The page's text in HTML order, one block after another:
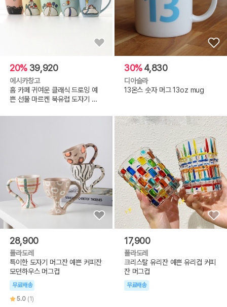
20% 39,920
에시카창고
홈 카페 귀여운 클래식 드로잉 예
쁜 선물 마르켄 북유럽 도자기 머
30%4,830
디아슬라
13온스 숫자 머그 13oz mug
28,900
폴라도레
특이한 도자기 머그잔 예쁜 커피잔
모던하우스 머그컵
무료배송
5.0 (1)
17,900
폴라도레
크리스탈 유리잔 예쁜 유리컵 커피
잔 머그컵
무료배송